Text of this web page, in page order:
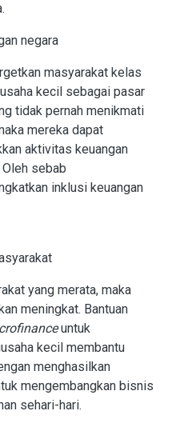
negara
masyarakat kelas
kecil sebagai pasar
tidak pernah menikmati
mereka dapat
aktivitas keuangan
sebab
inklusi keuangan
yang merata, maka
meningkat. Bantuan
untuk
kecil membantu
menghasilkan
mengembangkan bisnis
sehari-hari.